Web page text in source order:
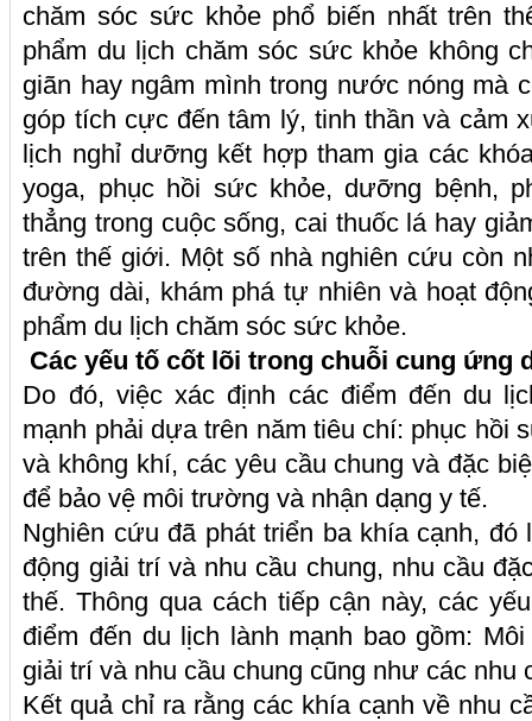
chăm sóc sức khỏe phổ biến nhất trên
phẩm du lịch chăm sóc sức khỏe không
giãn hay ngâm mình trong nước nóng mà
góp tích cực đến tâm lý, tinh thần và cảm
lịch nghỉ dưỡng kết hợp tham gia các
yoga, phục hồi sức khỏe, dưỡng bệnh,
thẳng trong cuộc sống, cai thuốc lá hay
trên thế giới. Một số nhà nghiên cứu còn
đường dài, khám phá tự nhiên và hoạt
phẩm du lịch chăm sóc sức khỏe.
Các yếu tố cốt lõi trong chuỗi cung ứng
Do đó, việc xác định các điểm đến du
mạnh phải dựa trên năm tiêu chí: phục hồi
và không khí, các yêu cầu chung và đặc
để bảo vệ môi trường và nhận dạng y tế.
Nghiên cứu đã phát triển ba khía cạnh,
động giải trí và nhu cầu chung, nhu cầu
thế. Thông qua cách tiếp cận này, các
điểm đến du lịch lành mạnh bao gồm:
giải trí và nhu cầu chung cũng như các nhu
Kết quả chỉ ra rằng các khía cạnh về nhu